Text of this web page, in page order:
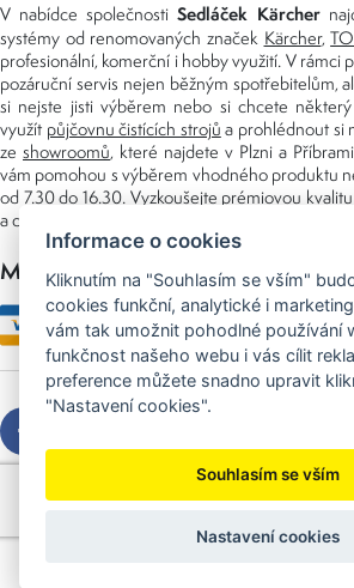
V nabídce společnostiSedláček Kärcher
systémy od renomovaných značek Kärcher,
profesionální, komerční i hobby využití. V rámci
pozáruční servis nejen běžným spotřebitelům,
si nejste jisti výběrem nebo si chcete
využít půjčovnu čistících strojů a prohlédnout si
ze showroomů, které najdete v Plzni a
vám pomohou s výběrem vhodného produktu
od 7.30 do 16.30. Vyzkoušejte prémiovou
a dobře poslouží nejen doma, ale i v zaměstnání.
Možnosti platby
Copyright © 2026 Sedláček s.r.o.
Created byOLC Webdesign
Informace o cookies
Kliknutím na "Souhlasím se vším"
cookies funkční, analytické i
vám tak umožnit pohodlné používání
funkčnost našeho webu i vás cílit
preference můžete snadno upravit
"Nastavení cookies".
Souhlasím se vším
Nastavení cookies